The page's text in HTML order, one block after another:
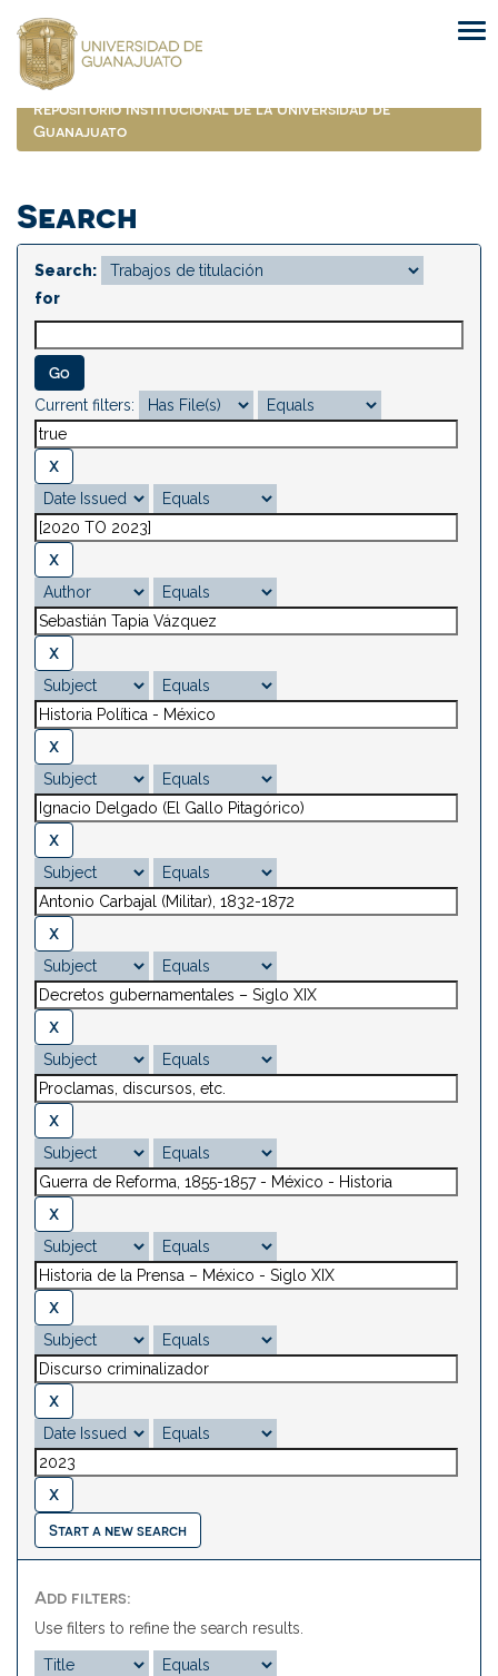
navigation
Repositorio Institucional de la Universidad de
Guanajuato
Search
Search:
for
Current filters:
Start a new search
Add filters:
Use filters to refine the search results.